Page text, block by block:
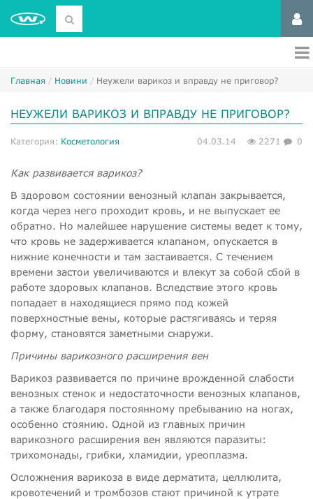
Главная Новини ​Неужели варикоз и вправду не приговор?
​НЕУЖЕЛИ ВАРИКОЗ И ВПРАВДУ НЕ ПРИГОВОР?
Категория: Косметология 04.03.14 2271 0
Как развивается варикоз?
В здоровом состоянии венозный клапан закрывается,
когда через него проходит кровь, и не выпускает ее
обратно. Но малейшее нарушение системы ведет к тому,
что кровь не задерживается клапаном, опускается в
нижние конечности и там застаивается. С течением
времени застои увеличиваются и влекут за собой сбой в
работе здоровых клапанов. Вследствие этого кровь
попадает в находящиеся прямо под кожей
поверхностные вены, которые растягиваясь и теряя
форму, становятся заметными снаружи.
Причины варикозного расширения вен
Варикоз развивается по причине врожденной слабости
венозных стенок и недостаточности венозных клапанов,
а также благодаря постоянному пребыванию на ногах,
особенно стоянию. Одной из главных причин
варикозного расширения вен являются паразиты:
трихомонады, грибки, хламидии, уреоплазма.
Осложнения варикоза в виде дерматита, целлюлита,
кровотечений и тромбозов стают причиной к утрате